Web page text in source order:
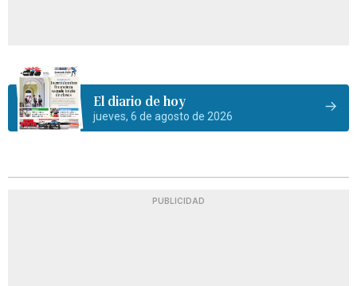
El diario de hoy
jueves, 6 de agosto de 2026
PUBLICIDAD